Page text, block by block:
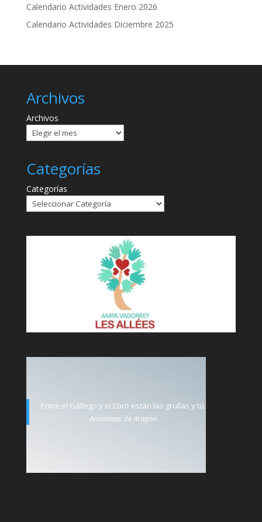
Calendario Actividades Enero 2026
Calendario Actividades Diciembre 2025
Archivos
Archivos
Categorías
Categorías
Entre el Gállego y el Ebro están las grullas y tú.
Anónimas de Aragón